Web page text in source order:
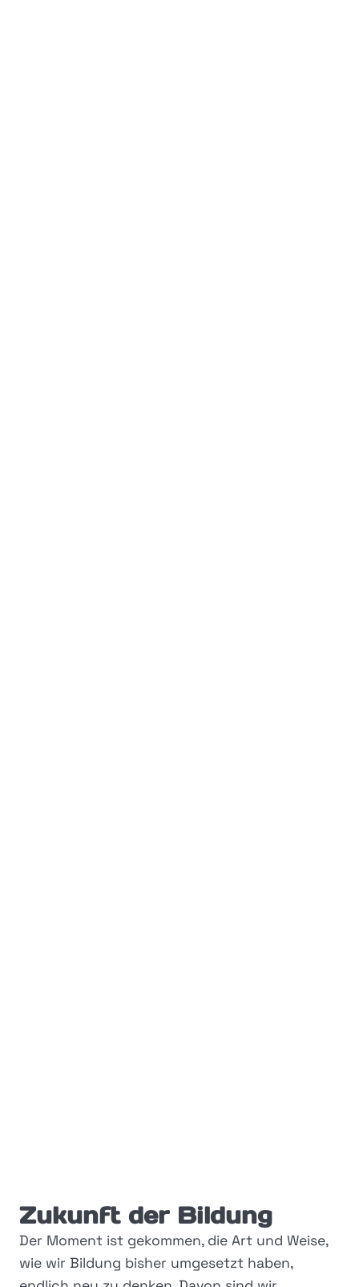
Zukunft der Bildung
Der Moment ist gekommen, die Art und Weise,
wie wir Bildung bisher umgesetzt haben,